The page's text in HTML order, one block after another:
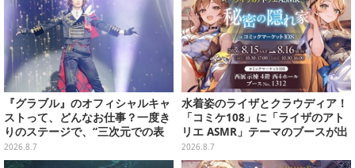
『グラブル』のオフィシャルキャ
ストって、どんなお仕事？一度き
りのステージで、“三次元での表
現”に全力を懸けるキャスト陣の
舞台裏【インタビュー】
2026.8.7
水着姿のライザとクラウディア！
「コミケ108」に「ライザのアト
リエ ASMR」テーマのブースが出
展ーアクスタや限定“たる”ボイス
ASMRカードも
2026.8.7